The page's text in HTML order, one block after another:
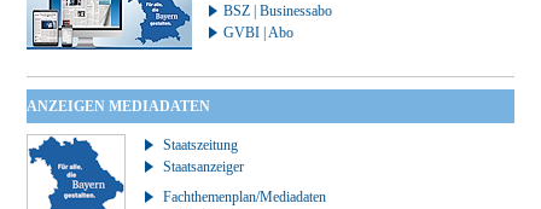
BSZ | Businessabo
GVBI | Abo
ANZEIGEN MEDIADATEN
Staatszeitung
Staatsanzeiger
Fachthemenplan/Mediadaten